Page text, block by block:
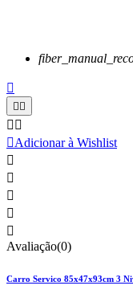

 
 
Adicionar à Wishlist





Avaliação(0)
Carro Servico 85x47x93cm 3